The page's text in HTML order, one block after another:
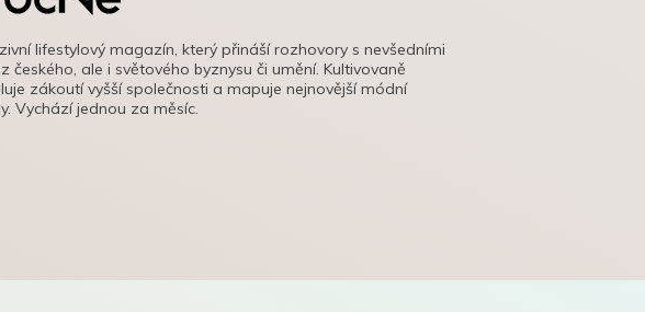
lifestylový magazín, který přináší rozhovory s nevšedními
českého, ale i světového byznysu či umění. Kultivovaně
zákoutí vyšší společnosti a mapuje nejnovější módní
Vychází jednou za měsíc.